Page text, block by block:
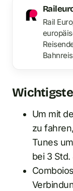
Rail
Um mit
zu
Tunes
bei 3